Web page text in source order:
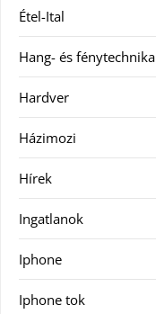
Étel-Ital
Hang- és fénytechnika
Hardver
Házimozi
Hírek
Ingatlanok
Iphone
Iphone tok